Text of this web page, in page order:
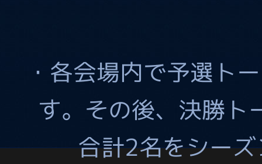
・各会場内で予選ト
す。その後、決勝ト
合計2名をシー